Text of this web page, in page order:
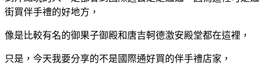
街買伴手禮的好地方，
像是比較有名的御果子御殿和唐吉軻德激安殿堂都在這裡，
只是，今天我要分享的不是國際通好買的伴手禮店家，